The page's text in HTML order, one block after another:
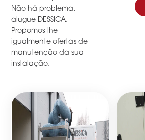
Não há problema,
alugue DESSICA.
Propomos-lhe
igualmente ofertas de
manutenção da sua
instalação.